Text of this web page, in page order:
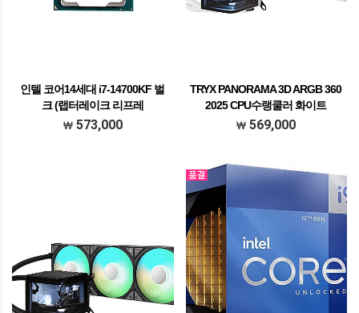
인텔 코어14세대 i7-14700KF 벌
크 (랩터레이크 리프레
시/LGA1700/쿨러미포함)
573,000
TRYX PANORAMA 3D ARGB 360
2025 CPU수랭쿨러 화이트
569,000